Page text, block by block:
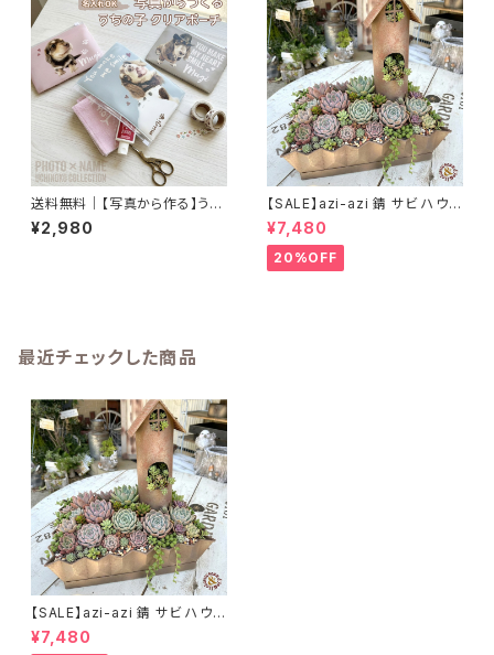
送料無料｜【写真から作る】うち
の子クリアポーチ｜名入れオー
ダーメイド
¥2,980
【SALE】azi-azi 錆 サビ ハウス
プランター スクエア 訳あり 特
価 送料無料
¥7,480
20%OFF
最近チェックした商品
【SALE】azi-azi 錆 サビ ハウス
プランター スクエア 訳あり 特
価 送料無料
¥7,480